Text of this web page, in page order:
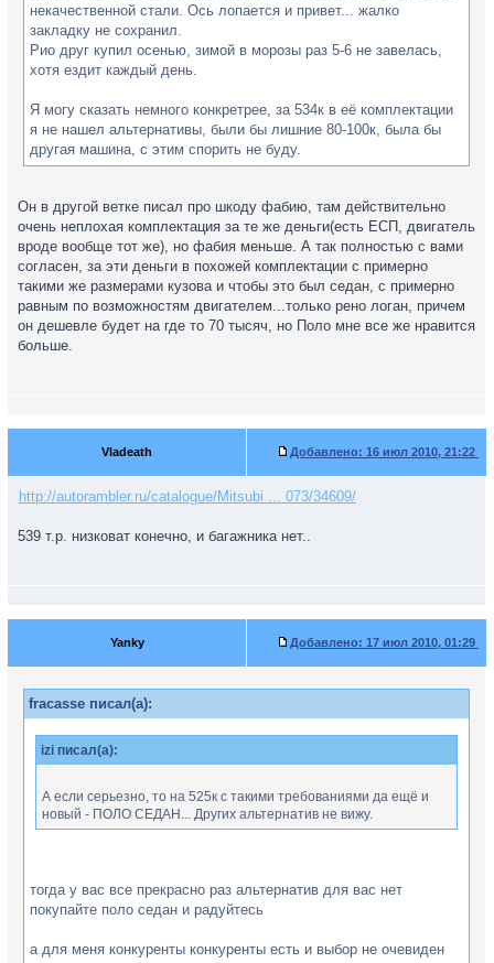
некачественной стали. Ось лопается и привет... жалко
закладку не сохранил.
Рио друг купил осенью, зимой в морозы раз 5-6 не завелась,
хотя ездит каждый день.
Я могу сказать немного конкретрее, за 534к в её комплектации
я не нашел альтернативы, были бы лишние 80-100к, была бы
другая машина, с этим спорить не буду.
Он в другой ветке писал про шкоду фабию, там действительно
очень неплохая комплектация за те же деньги(есть ЕСП, двигатель
вроде вообще тот же), но фабия меньше. А так полностью с вами
согласен, за эти деньги в похожей комплектации с примерно
такими же размерами кузова и чтобы это был седан, с примерно
равным по возможностям двигателем...только рено логан, причем
он дешевле будет на где то 70 тысяч, но Поло мне все же нравится
больше.
Vladeath Добавлено: 16 июл 2010, 21:22
http://autorambler.ru/catalogue/Mitsubi ... 073/34609/
539 т.р. низковат конечно, и багажника нет..
Yanky Добавлено: 17 июл 2010, 01:29
fracasse писал(а):
izi писал(а):
А если серьезно, то на 525к с такими требованиями да ещё и
новый - ПОЛО СЕДАН... Других альтернатив не вижу.
тогда у вас все прекрасно раз альтернатив для вас нет
покупайте поло седан и радуйтесь
а для меня конкуренты конкуренты есть и выбор не очевиден